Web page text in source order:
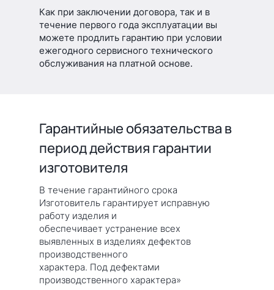
Как при заключении договора, так и в
течение первого года эксплуатации вы
можете продлить гарантию при условии
ежегодного сервисного технического
обслуживания на платной основе.
Гарантийные обязательства в
период действия гарантии
изготовителя
В течение гарантийного срока
Изготовитель гарантирует исправную
работу изделия и
обеспечивает устранение всех
выявленных в изделиях дефектов
производственного
характера. Под дефектами
производственного характера»